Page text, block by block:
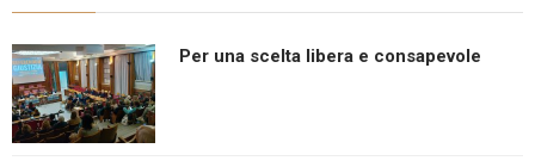
Per una scelta libera e consapevole